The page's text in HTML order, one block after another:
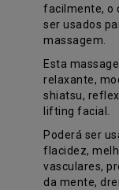
facilmente, o
ser usados
massagem.
Esta
relaxante,
shiatsu,
lifting facial.
Poderá ser
flacidez,
vasculares,
da mente,